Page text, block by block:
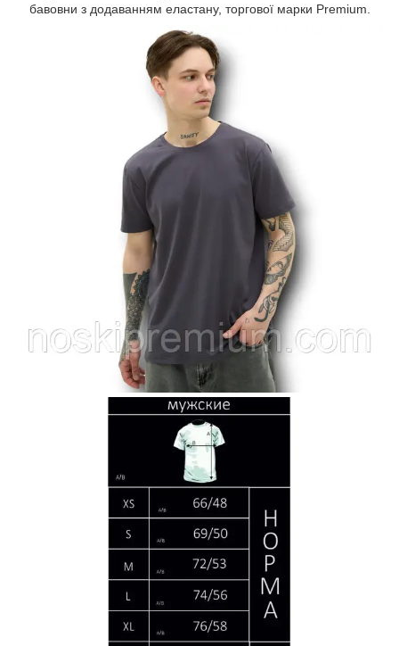
бавовни з додаванням еластану, торгової марки Premium.